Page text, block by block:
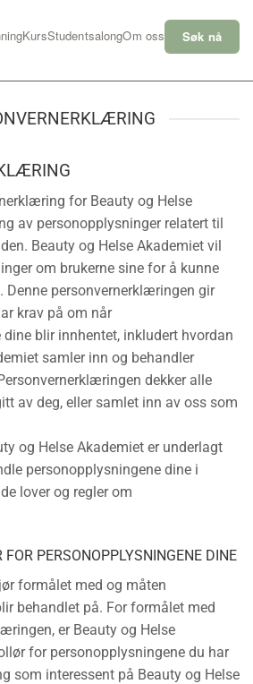
KursStudentsalongOm oss Søk nå
for Beauty og Helse
av personopplysninger relatert til
Beauty og Helse Akademiet vil
om brukerne sine for å kunne
Denne personvernerklæringen gir
krav på om når
blir innhentet, inkludert hvordan
samler inn og behandler
dekker alle
av deg, eller samlet inn av oss som
og Helse Akademiet er underlagt
personopplysningene dine i
lover og regler om
PERSONOPPLYSNINGENE DINE
formålet med og måten
behandlet på. For formålet med
er Beauty og Helse
for personopplysningene du har
som interessent på Beauty og Helse